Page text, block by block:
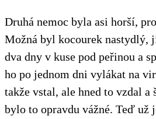
Druhá nemoc byla asi horší,
Možná byl kocourek nastydlý,
dva dny v kuse pod peřinou a
ho po jednom dni vylákat na
takže vstal, ale hned to vzdal a
bylo to opravdu vážné. Teď už